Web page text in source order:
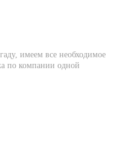
имеем все необходимое
по компании одной